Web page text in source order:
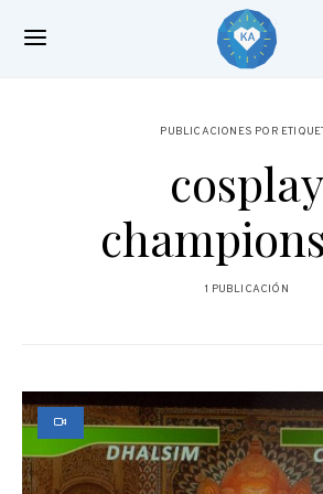
PUBLICACIONES POR
cosplay
1 PUBLICACIÓN